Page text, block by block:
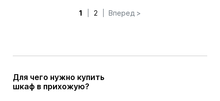
1 2 Вперед >
Для чего нужно купить
шкаф в прихожую?